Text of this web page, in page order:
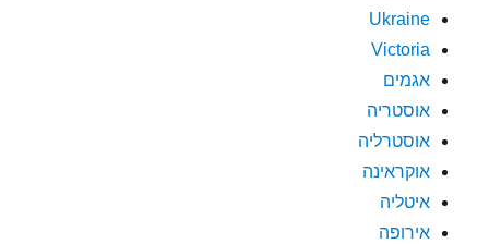
Ukraine
Victoria
אגמים
אוסטריה
אוסטרליה
אוקראינה
איטליה
אירופה